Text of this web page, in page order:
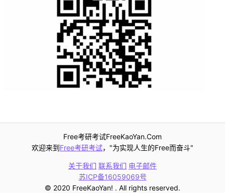
Free考研考试FreeKaoYan.Com
欢迎来到Free考研考试，"为实现人生的Free而奋斗"
关于我们 联系我们 电子邮件
苏ICP备16059069号
© 2020 FreeKaoYan! . All rights reserved.